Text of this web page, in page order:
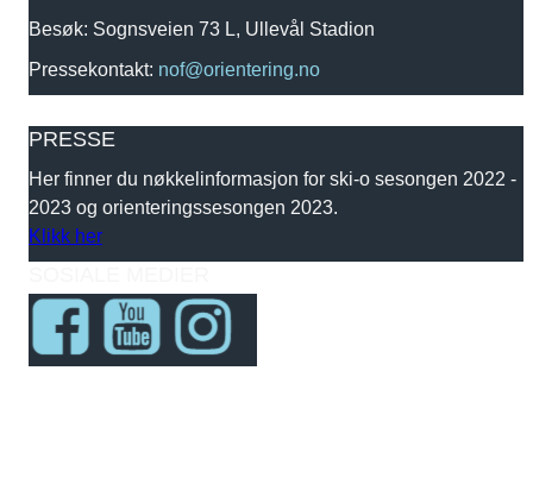
Besøk: Sognsveien 73 L, Ullevål Stadion
Pressekontakt: nof@orientering.no
PRESSE
Her finner du nøkkelinformasjon for ski-o sesongen 2022 -
2023 og orienteringssesongen 2023.
Klikk her